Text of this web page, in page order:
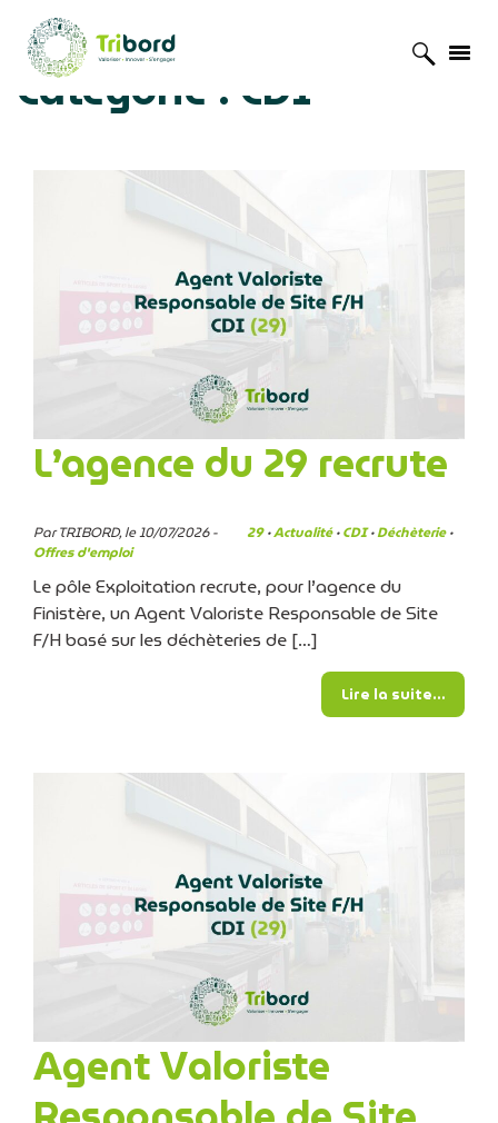
Accueil»
Catégorie : CDI
L’agence du 29 recrute
Par TRIBORD, le 10/07/2026 - 29·Actualité·CDI·Déchèterie·
Offres d'emploi
Le pôle Exploitation recrute, pour l’agence du
Finistère, un Agent Valoriste Responsable de Site
F/H basé sur les déchèteries de […]
Lire la suite…from
Agent Valoriste